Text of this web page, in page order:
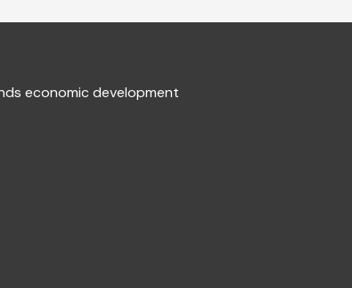
economic development